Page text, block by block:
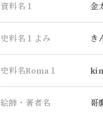
資料名１ 金
史料名１よみ き
史料名Roma１
絵師・著者名 哥